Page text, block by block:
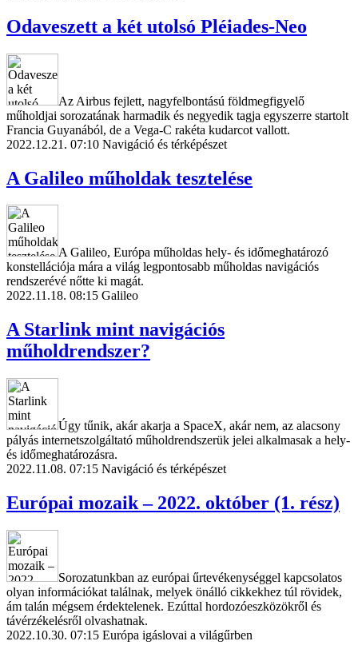
Odaveszett a két utolsó Pléiades-Neo
Az Airbus fejlett, nagyfelbontású földmegfigyelő
műholdjai sorozatának harmadik és negyedik tagja egyszerre startolt
Francia Guyanából, de a Vega-C rakéta kudarcot vallott.
2022.12.21. 07:10 Navigáció és térképészet
A Galileo műholdak tesztelése
A Galileo, Európa műholdas hely- és időmeghatározó
konstellációja mára a világ legpontosabb műholdas navigációs
rendszerévé nőtte ki magát.
2022.11.18. 08:15 Galileo
A Starlink mint navigációs
műholdrendszer?
Úgy tűnik, akár akarja a SpaceX, akár nem, az alacsony
pályás internetszolgáltató műholdrendszerük jelei alkalmasak a hely-
és időmeghatározásra.
2022.11.08. 07:15 Navigáció és térképészet
Európai mozaik – 2022. október (1. rész)
Sorozatunkban az európai űrtevékenységgel kapcsolatos
olyan információkat találnak, melyek önálló cikkekhez túl rövidek,
ám talán mégsem érdektelenek. Ezúttal hordozóeszközökről és
távérzékelésről olvashatnak.
2022.10.30. 07:15 Európa igáslovai a világűrben